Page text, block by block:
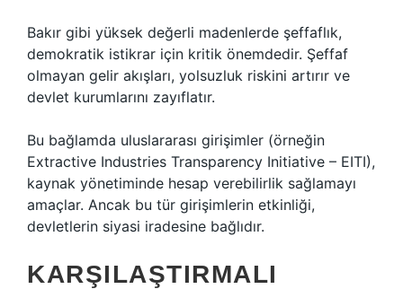
Bakır gibi yüksek değerli madenlerde şeffaflık,
demokratik istikrar için kritik önemdedir. Şeffaf
olmayan gelir akışları, yolsuzluk riskini artırır ve
devlet kurumlarını zayıflatır.
Bu bağlamda uluslararası girişimler (örneğin
Extractive Industries Transparency Initiative – EITI),
kaynak yönetiminde hesap verebilirlik sağlamayı
amaçlar. Ancak bu tür girişimlerin etkinliği,
devletlerin siyasi iradesine bağlıdır.
KARŞILAŞTIRMALI